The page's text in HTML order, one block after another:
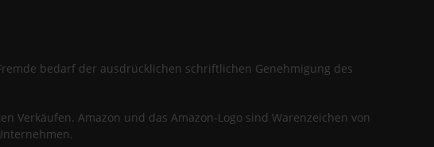
bedarf der ausdrücklichen schriftlichen Genehmigung des
Verkäufen. Amazon und das Amazon-Logo sind Warenzeichen von